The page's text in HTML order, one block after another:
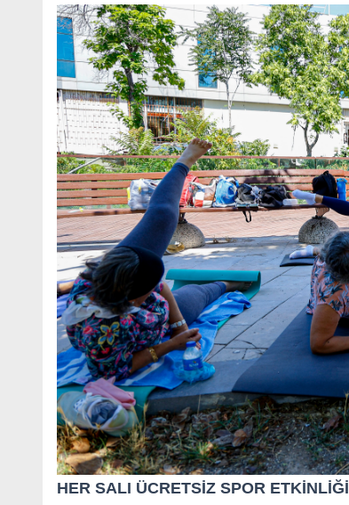
HER SALI ÜCRETSİZ SPOR ETKİNLİĞİ